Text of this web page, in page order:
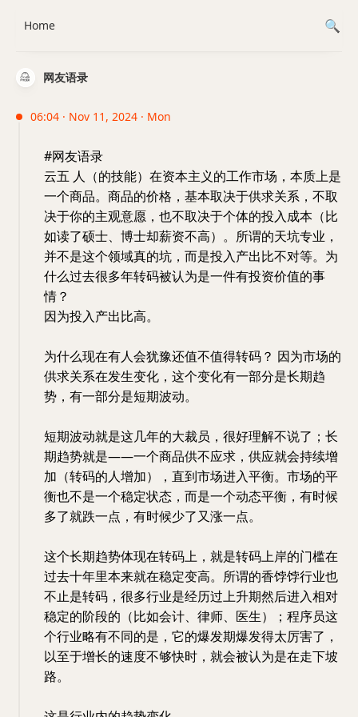
网友语录
06:04 · Nov 11, 2024 · Mon
#网友语录
云五 人（的技能）在资本主义的工作市场，本质上是
一个商品。商品的价格，基本取决于供求关系，不取
决于你的主观意愿，也不取决于个体的投入成本（比
如读了硕士、博士却薪资不高）。所谓的天坑专业，
并不是这个领域真的坑，而是投入产出比不对等。为
什么过去很多年转码被认为是一件有投资价值的事
情？
因为投入产出比高。
为什么现在有人会犹豫还值不值得转码？ 因为市场的
供求关系在发生变化，这个变化有一部分是长期趋
势，有一部分是短期波动。
短期波动就是这几年的大裁员，很好理解不说了；长
期趋势就是——一个商品供不应求，供应就会持续增
加（转码的人增加），直到市场进入平衡。市场的平
衡也不是一个稳定状态，而是一个动态平衡，有时候
多了就跌一点，有时候少了又涨一点。
这个长期趋势体现在转码上，就是转码上岸的门槛在
过去十年里本来就在稳定变高。所谓的香饽饽行业也
不止是转码，很多行业是经历过上升期然后进入相对
稳定的阶段的（比如会计、律师、医生）；程序员这
个行业略有不同的是，它的爆发期爆发得太厉害了，
以至于增长的速度不够快时，就会被认为是在走下坡
路。
Home